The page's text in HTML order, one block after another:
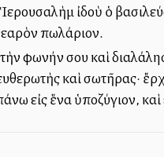
ἰδοὺ ὁ
πωλάριον.
φωνήν σου καὶ
καὶ σωτῆρας·
εἰς ἕνα ὑποζύγιον,